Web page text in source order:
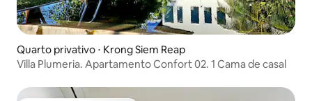
Quarto privativo ⋅ Krong Siem Reap
Villa Plumeria. Apartamento Confort 02. 1 Cama de casal